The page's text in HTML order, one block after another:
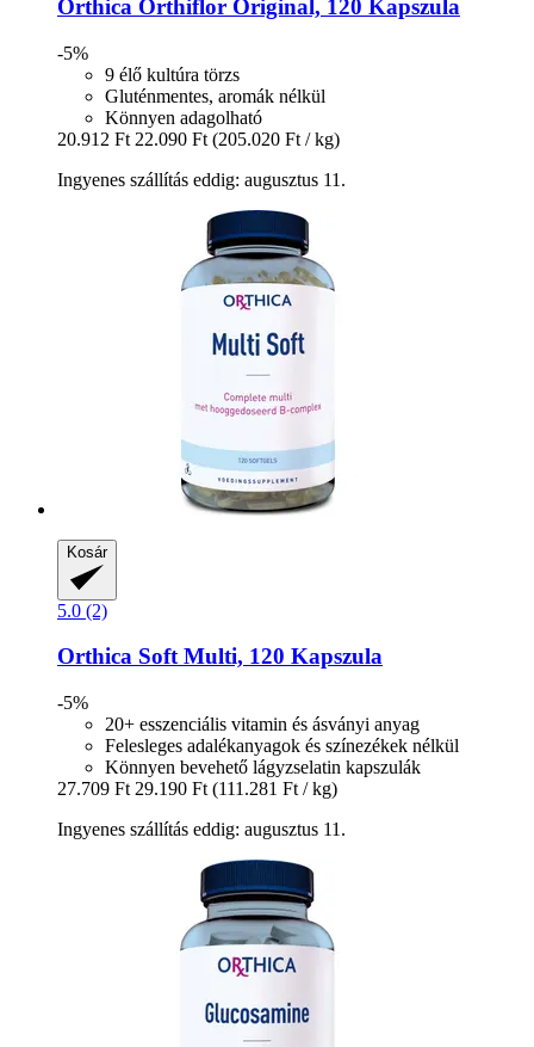
Orthica Orthiflor Original, 120 Kapszula
-5%
9 élő kultúra törzs
Gluténmentes, aromák nélkül
Könnyen adagolható
20.912 Ft 22.090 Ft (205.020 Ft / kg)
Ingyenes szállítás eddig: augusztus 11.
Kosár
5.0 (2)
Orthica Soft Multi, 120 Kapszula
-5%
20+ esszenciális vitamin és ásványi anyag
Felesleges adalékanyagok és színezékek nélkül
Könnyen bevehető lágyzselatin kapszulák
27.709 Ft 29.190 Ft (111.281 Ft / kg)
Ingyenes szállítás eddig: augusztus 11.